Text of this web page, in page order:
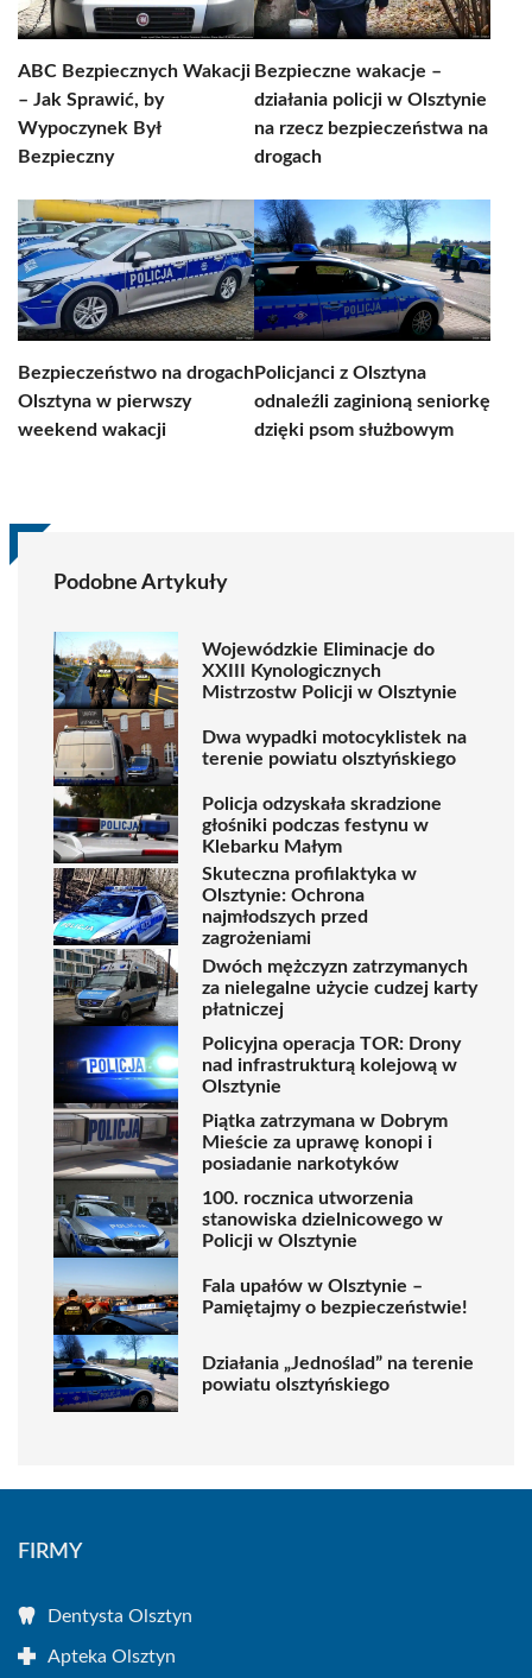
ABC Bezpiecznych Wakacji
– Jak Sprawić, by
Wypoczynek Był
Bezpieczny
Bezpieczne wakacje –
działania policji w Olsztynie
na rzecz bezpieczeństwa na
drogach
Bezpieczeństwo na drogach
Olsztyna w pierwszy
weekend wakacji
Policjanci z Olsztyna
odnaleźli zaginioną seniorkę
dzięki psom służbowym
Podobne Artykuły
Wojewódzkie Eliminacje do
XXIII Kynologicznych
Mistrzostw Policji w Olsztynie
Dwa wypadki motocyklistek na
terenie powiatu olsztyńskiego
Policja odzyskała skradzione
głośniki podczas festynu w
Klebarku Małym
Skuteczna profilaktyka w
Olsztynie: Ochrona
najmłodszych przed
zagrożeniami
Dwóch mężczyzn zatrzymanych
za nielegalne użycie cudzej karty
płatniczej
Policyjna operacja TOR: Drony
nad infrastrukturą kolejową w
Olsztynie
Piątka zatrzymana w Dobrym
Mieście za uprawę konopi i
posiadanie narkotyków
100. rocznica utworzenia
stanowiska dzielnicowego w
Policji w Olsztynie
Fala upałów w Olsztynie –
Pamiętajmy o bezpieczeństwie!
Działania „Jednoślad” na terenie
powiatu olsztyńskiego
FIRMY
Dentysta Olsztyn
Apteka Olsztyn